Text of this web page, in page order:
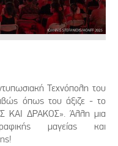
Τεχνόπολη του
όπως του άξιζε - το
ΚΑΙ ΔΡΑΚΟΣ». Άλλη μια
μαγείας και